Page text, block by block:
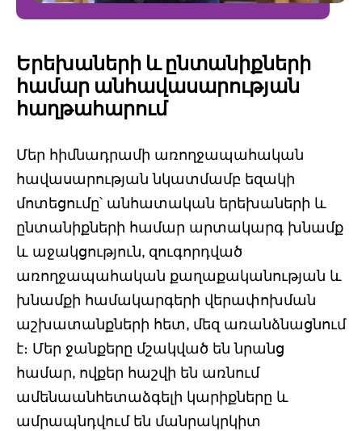
Երեխաների և ընտանիքների
համար անհավասարության
հաղթահարում
Մեր հիմնադրամի առողջապահական
հավասարության նկատմամբ եզակի
մոտեցումը՝ անհատական երեխաների և
ընտանիքների համար արտակարգ խնամք
և աջակցություն, զուգորդված
առողջապահական քաղաքականության և
խնամքի համակարգերի վերափոխման
աշխատանքների հետ, մեզ առանձնացնում
է։ Մեր ջանքերը մշակված են նրանց
համար, ովքեր հաշվի են առնում
ամենաանհետաձգելի կարիքները և
ամրապնդվում են մանրակրկիտ